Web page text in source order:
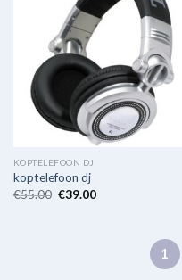
KOPTELEFOON DJ
koptelefoon dj
€55.00 €39.00
1